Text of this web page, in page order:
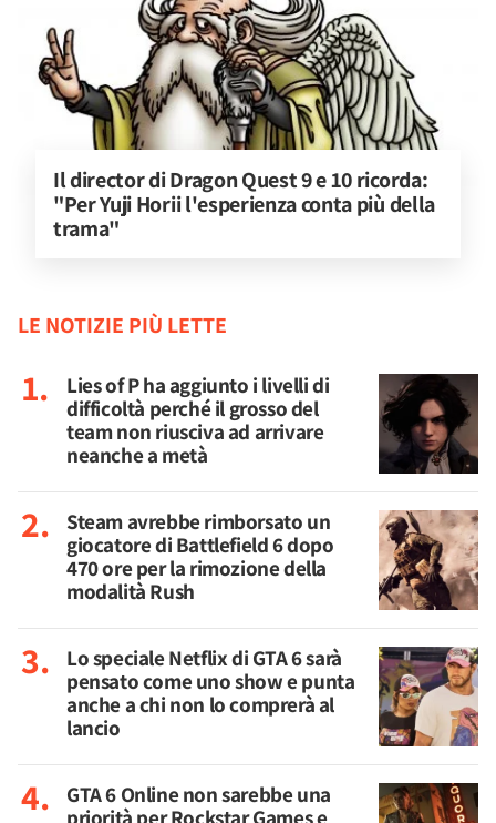
Il director di Dragon Quest 9 e 10 ricorda:
"Per Yuji Horii l'esperienza conta più della
trama"
LE NOTIZIE PIÙ LETTE
Lies of P ha aggiunto i livelli di
difficoltà perché il grosso del
team non riusciva ad arrivare
neanche a metà
Steam avrebbe rimborsato un
giocatore di Battlefield 6 dopo
470 ore per la rimozione della
modalità Rush
Lo speciale Netflix di GTA 6 sarà
pensato come uno show e punta
anche a chi non lo comprerà al
lancio
GTA 6 Online non sarebbe una